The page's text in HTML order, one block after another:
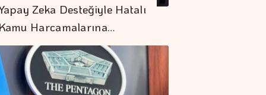
Zeka Desteğiyle Hatalı
Kamu Harcamalarına…